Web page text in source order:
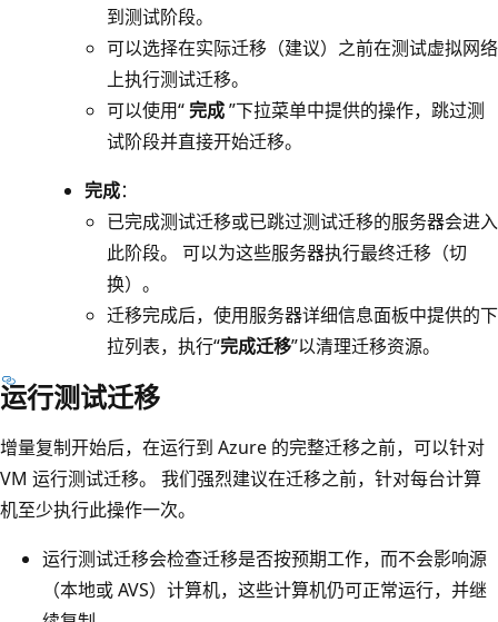
到测试阶段。
可以选择在实际迁移（建议）之前在测试虚拟网络
上执行测试迁移。
可以使用“完成”下拉菜单中提供的操作，跳过测
试阶段并直接开始迁移。
完成：
已完成测试迁移或已跳过测试迁移的服务器会进入
此阶段。 可以为这些服务器执行最终迁移（切
换）。
迁移完成后，使用服务器详细信息面板中提供的下
拉列表，执行“完成迁移”以清理迁移资源。
运行测试迁移
增量复制开始后，在运行到 Azure 的完整迁移之前，可以针对
VM 运行测试迁移。 我们强烈建议在迁移之前，针对每台计算
机至少执行此操作一次。
运行测试迁移会检查迁移是否按预期工作，而不会影响源
（本地或 AVS）计算机，这些计算机仍可正常运行，并继